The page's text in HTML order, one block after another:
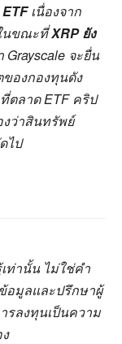
เนื่องจาก
นขณะที่XRP ยัง
Grayscale จะยื่น
ของกองทุนดัง
ตลาด ETF คริป
ว่าสินทรัพย์
ไป
ท่านั้น ไม่ใช่คำ
อมูลและปรึกษาผู้
รลงทุนเป็นความ